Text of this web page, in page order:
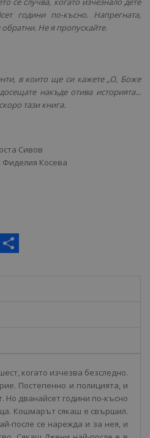
години по-късно. Напрегната,
Не я пропускайте.
в които ще си кажете „О, Боже
накъде отива историята...
тази книга.
Сивов
Фиделия Косева
LinkedIn
когато изчезва безследно.
Постепенно и полицията, и
Но дванайсет години по-късно
Кошмарът сякаш е свършил.
после се нарежда и за нея, и